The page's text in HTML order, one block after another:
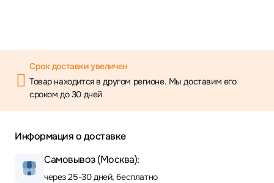
Срок доставки увеличен
Товар находится в другом регионе. Мы доставим его
сроком до 30 дней
Информация о доставке
Самовывоз (Москва):
через 25-30 дней, бесплатно